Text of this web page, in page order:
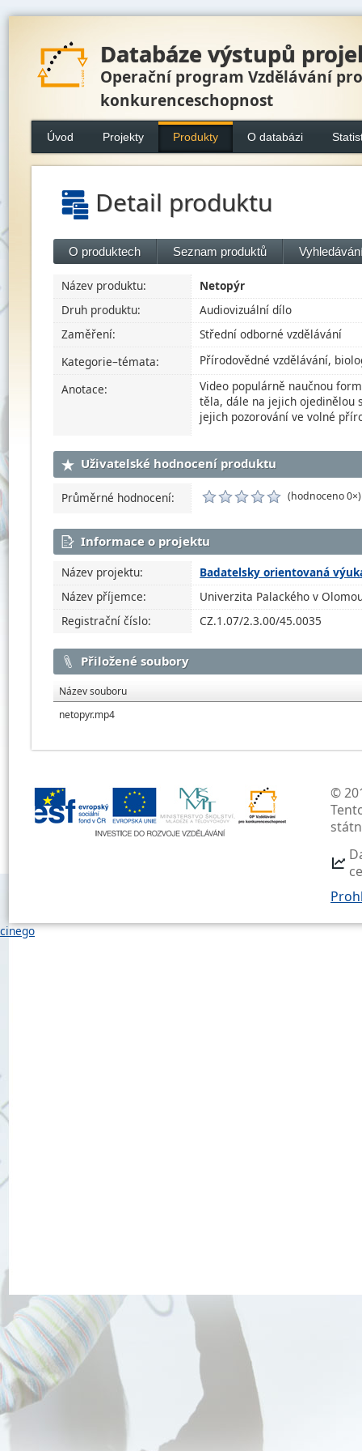
Databáze výstupů
Operační program Vzdělávání pro
konkurenceschopnost
Úvod Projekty Produkty O databázi
Detail produktu
O produktech Seznam produktů
Název produktu:
Netopýr
Druh produktu:
Audiovizuální dílo
Zaměření:
Střední odborné vzdělávání
Kategorie–témata:
Přírodovědné vzdělávání,
Anotace:
Video populárně naučnou
těla, dále na jejich ojedinělou
jejich pozorování ve volné
Uživatelské hodnocení produktu
Průměrné hodnocení: (hodnoceno 0×)
Informace o projektu
Název projektu:
Badatelsky orientovaná
Název příjemce:
Univerzita Palackého v
Registrační číslo:
CZ.1.07/2.3.00/45.0035
Přiložené soubory
Název souboru
netopyr.mp4
©
cinego